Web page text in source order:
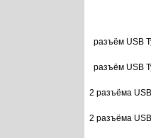
разъём USB
разъём USB
2 разъёма
2 разъёма